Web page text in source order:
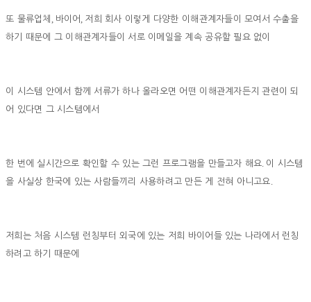
또 물류업체 , 바이어 , 저희 회사 이렇게 다양한 이해관계자들이 모여서 수출을
하기 때문에 그 이해관계자들이 서로 이메일을 계속 공유할 필요 없이
이 시스템 안에서 함께 서류가 하나 올라오면 어떤 이해관계자든지 관련이 되
어 있다면 그 시스템에서
한 번에 실시간으로 확인할 수 있는 그런 프로그램을 만들고자 해요. 이 시스템
을 사실상 한국에 있는 사람들끼리 사용하려고 만든 게 전혀 아니고요.
저희는 처음 시스템 런칭부터 외국에 있는 저희 바이어들 있는 나라에서 런칭
하려고 하기 때문에